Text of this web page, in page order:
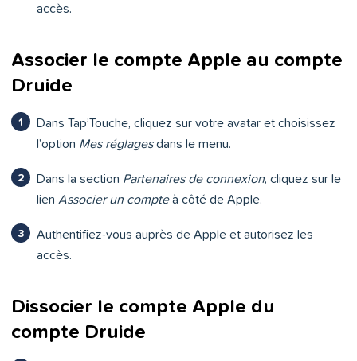
accès.
Associer le compte Apple au compte
Druide
Dans Tap’Touche, cliquez sur votre avatar et choisissez
l’option Mes réglagesdans le menu.
Dans la section Partenaires de connexion, cliquez sur le
lien Associer un compteà côté de Apple.
Authentifiez-vous auprès de Apple et autorisez les
accès.
Dissocier le compte Apple du
compte Druide